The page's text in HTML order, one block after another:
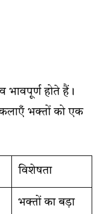
होते हैं।
कलाएँ भक्तों को एक
विशेषता
भक्तों का बड़ा